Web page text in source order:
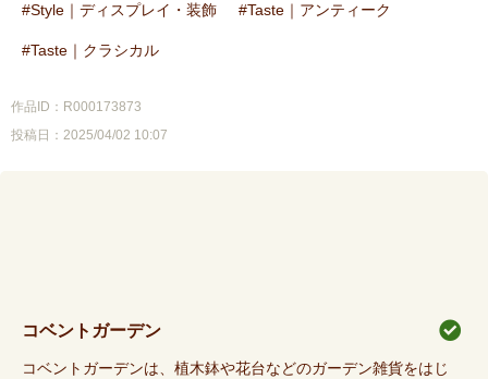
Style｜ディスプレイ・装飾 Taste｜アンティーク
Taste｜クラシカル
作品ID：R000173873
投稿日：2025/04/02 10:07
コベントガーデン
コベントガーデンは、植木鉢や花台などのガーデン雑貨をはじ